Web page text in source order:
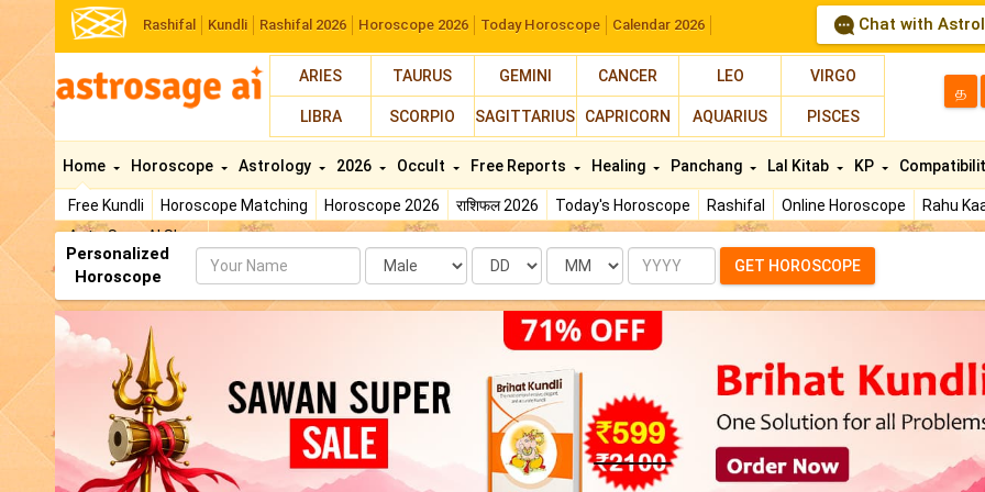
Rashifal Kundli Rashifal 2026 Horoscope 2026 Today Horoscope Calendar 2026 Chat with
ARIES TAURUS GEMINI CANCER LEO VIRGO
LIBRA SCORPIO SAGITTARIUS CAPRICORN AQUARIUS PISCES
த
Home
Free Kundli Horoscope Matching Horoscope 2026 राशिफल 2026 Today's Horoscope Rashifal Online Horoscope Rahu
AstroSage AI Shop
Horoscope Astrology 2026 Occult Free Reports Healing Panchang Lal Kitab KP
Personalized
Horoscope
Name Date Month Year GET HOROSCOPE